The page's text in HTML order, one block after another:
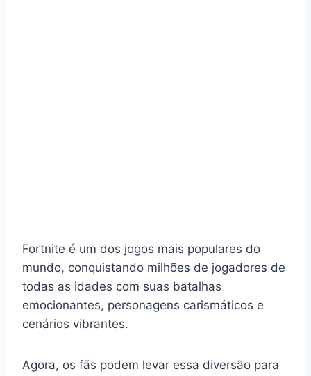
Fortnite é um dos jogos mais populares do
mundo, conquistando milhões de jogadores de
todas as idades com suas batalhas
emocionantes, personagens carismáticos e
cenários vibrantes.
Agora, os fãs podem levar essa diversão para